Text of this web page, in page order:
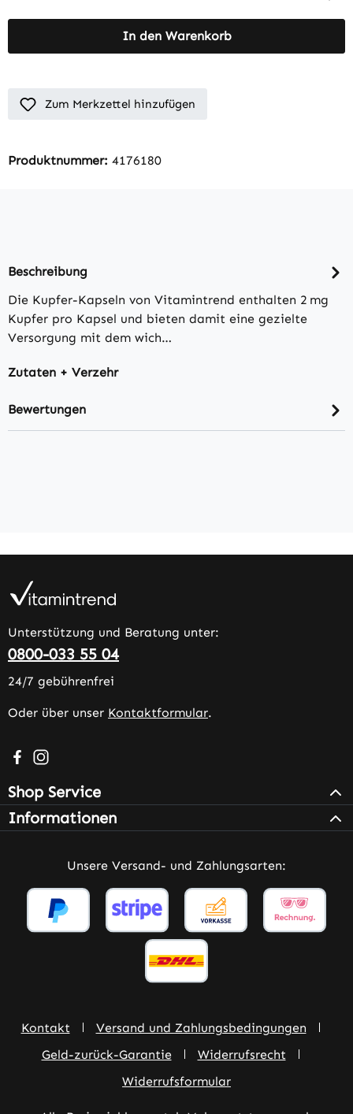
In den Warenkorb
Zum Merkzettel hinzufügen
Produktnummer: 4176180
Beschreibung
Die Kupfer-Kapseln von Vitamintrend enthalten 2 mg
Kupfer pro Kapsel und bieten damit eine gezielte
Versorgung mit dem wich…
Zutaten + Verzehr
Bewertungen
Unterstützung und Beratung unter:
0800-033 55 04
24/7 gebührenfrei
Oder über unser Kontaktformular.
Besuche uns auf Facebook – öffnet in neuem Tab
Schau auf Instagram vorbei – öffnet in neuem Tab
Shop Service
Informationen
Unsere Versand- und Zahlungsarten:
Kontakt
Versand und Zahlungsbedingungen
Geld-zurück-Garantie
Widerrufsrecht
Widerrufsformular